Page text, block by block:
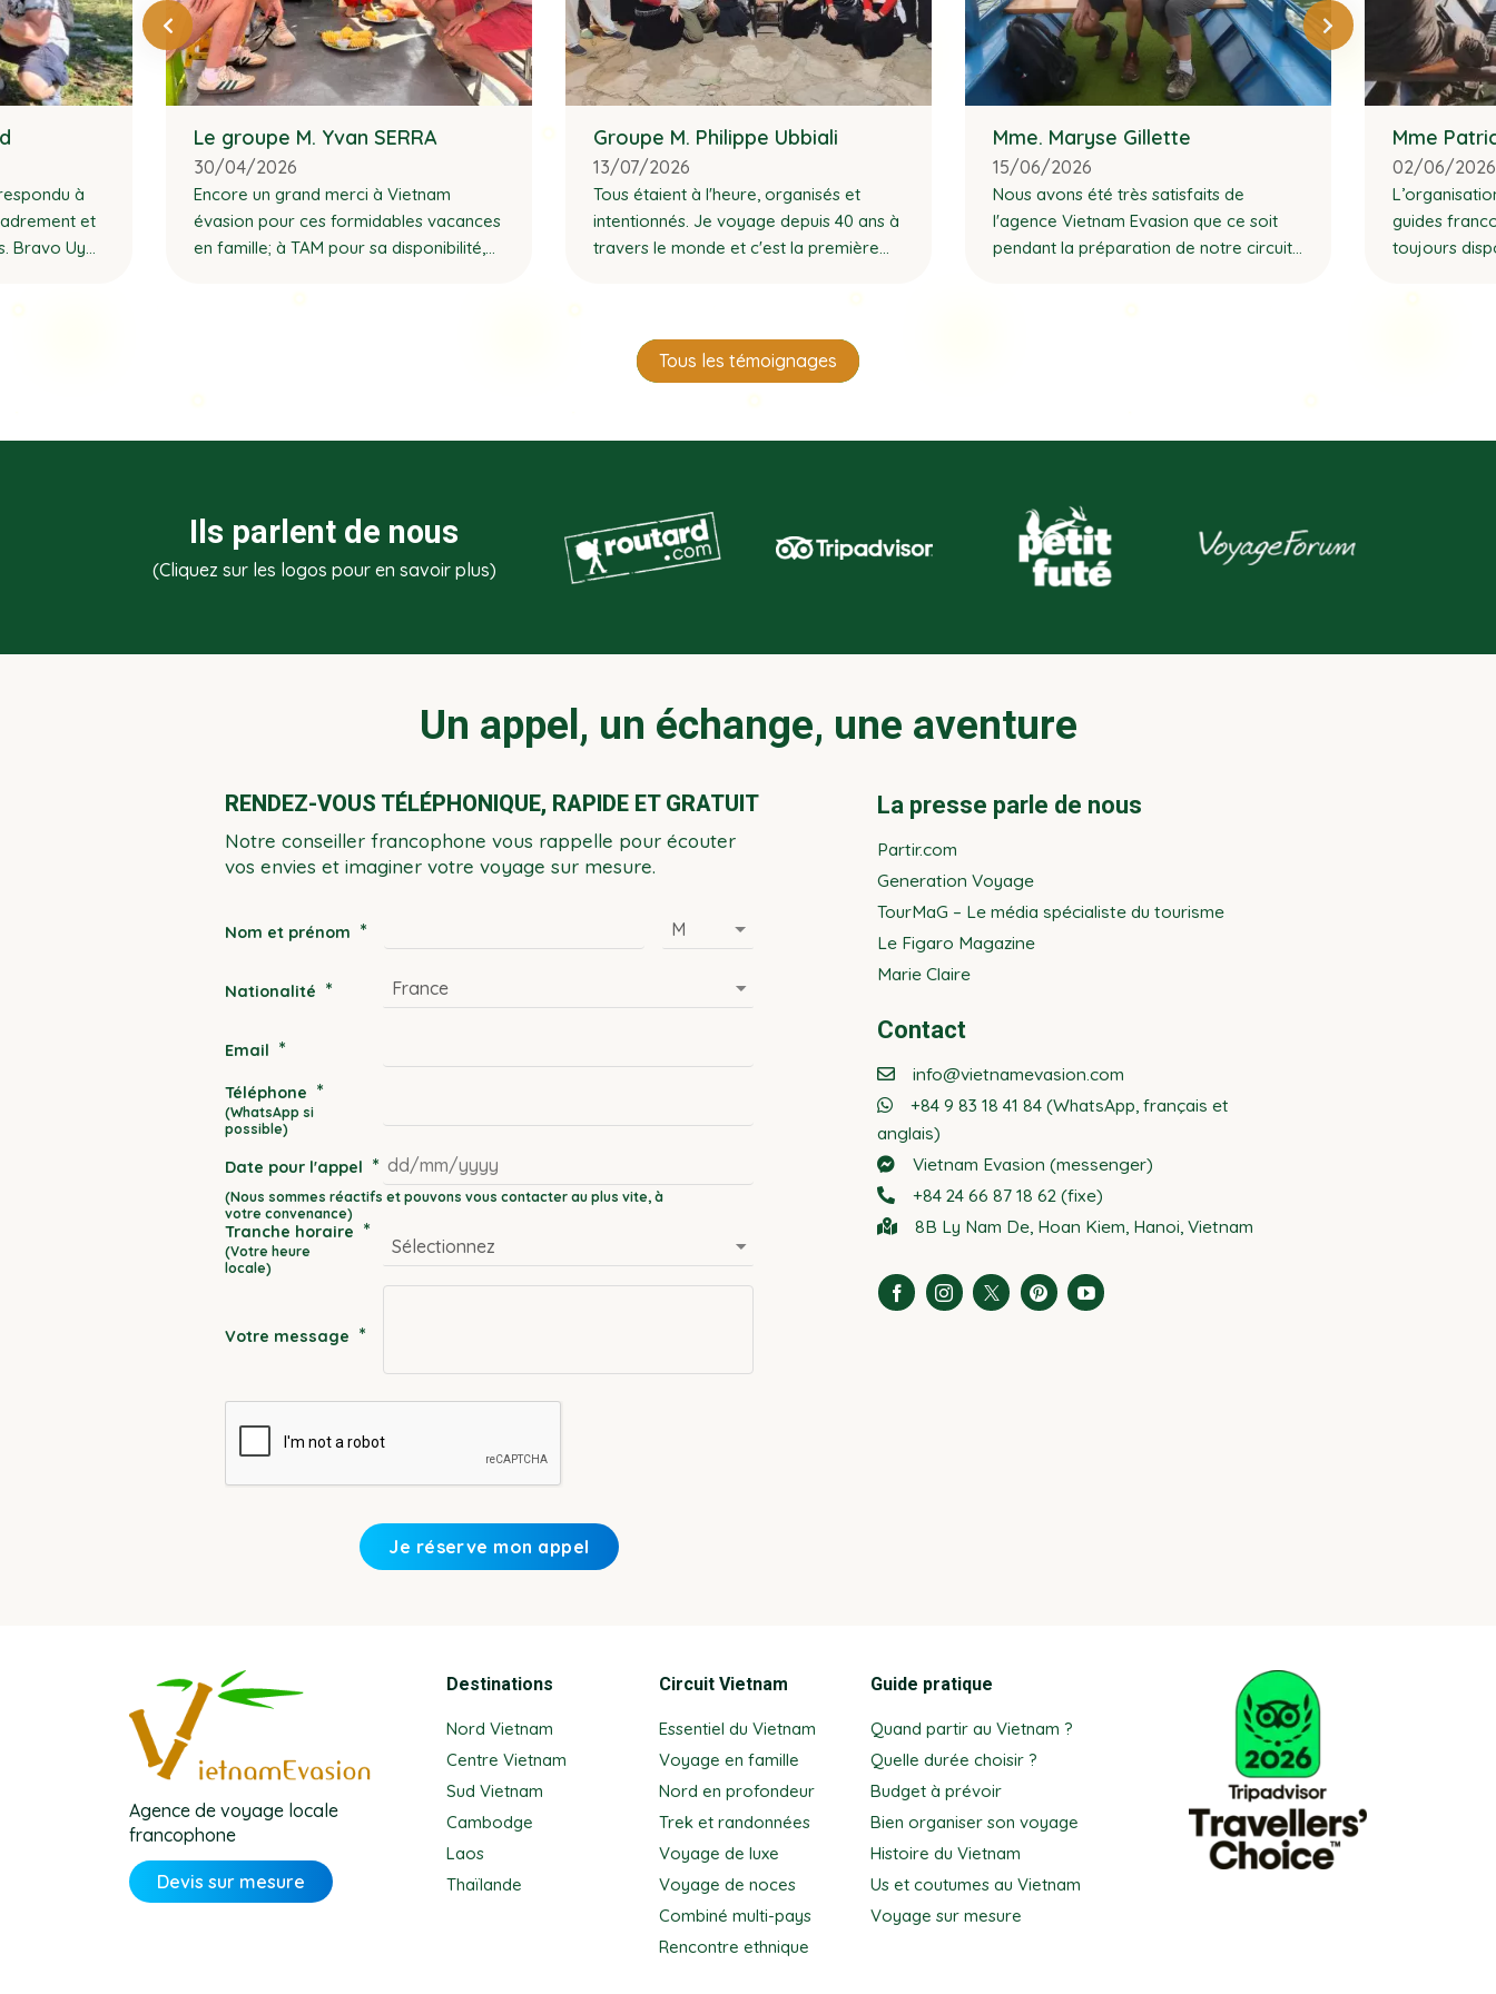
à
et
Bravo Uyen
Le groupe M. Yvan SERRA
30/04/2026
Encore un grand merci à Vietnam
évasion pour ces formidables vacances
en famille; à TAM pour sa disponibilité,
Groupe M. Philippe Ubbiali
13/07/2026
Tous étaient à l'heure, organisés et
intentionnés. Je voyage depuis 40 ans à
travers le monde et c'est la première
Mme. Maryse Gillette
15/06/2026
Nous avons été très satisfaits de
l'agence Vietnam Evasion que ce soit
pendant la préparation de notre circuit
Mme
02/06/2026
guides
toujours
Tous les témoignages
Ils parlent de nous
(Cliquez sur les logos pour en savoir plus)
Un appel, un échange, une aventure
RENDEZ-VOUS TÉLÉPHONIQUE, RAPIDE ET GRATUIT
Notre conseiller francophone vous rappelle pour écouter
vos envies et imaginer votre voyage sur mesure.
Nom et prénom *
Nationalité *
Email *
Téléphone *
Date pour l'appel *
DD
slash
MM
slash
Tranche horaire *
Votre message *
La presse parle de nous
Partir.com
Generation Voyage
TourMaG – Le média spécialiste du tourisme
Le Figaro Magazine
Marie Claire
Contact
info@vietnamevasion.com
+84 9 83 18 41 84 (WhatsApp, français et
anglais)
Vietnam Evasion (messenger)
+84 24 66 87 18 62 (fixe)
8B Ly Nam De, Hoan Kiem, Hanoi, Vietnam
Agence de voyage locale
francophone
Devis sur mesure
Destinations
Nord Vietnam
Centre Vietnam
Sud Vietnam
Cambodge
Laos
Thaïlande
Circuit Vietnam
Essentiel du Vietnam
Voyage en famille
Nord en profondeur
Trek et randonnées
Voyage de luxe
Voyage de noces
Combiné multi-pays
Rencontre ethnique
Guide pratique
Quand partir au Vietnam ?
Quelle durée choisir ?
Budget à prévoir
Bien organiser son voyage
Histoire du Vietnam
Us et coutumes au Vietnam
Voyage sur mesure